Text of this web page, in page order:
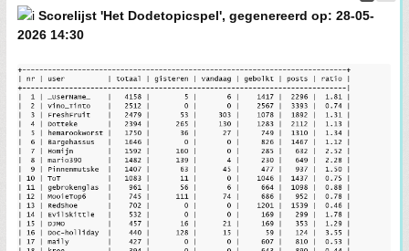
Scorelijst 'Het Dodetopicspel', gegenereerd op: 28-05-
2026 14:30